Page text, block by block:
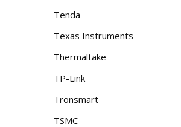
Tenda
Texas Instruments
Thermaltake
TP-Link
Tronsmart
TSMC